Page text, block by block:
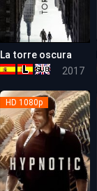
La torre oscura
2017
HD 1080p